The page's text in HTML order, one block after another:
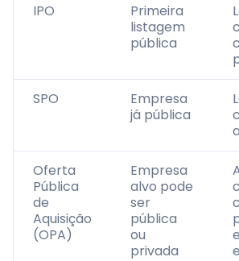
IPO
Primeira
listagem
pública
SPO
Empresa
já pública
Oferta
Pública
de
Aquisição
(OPA)
Empresa
alvo pode
ser
pública
ou
privada